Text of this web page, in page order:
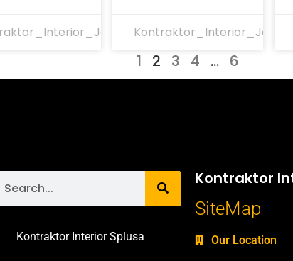
1 2 3 4 … 6
Kontraktor Interior Splusa
Kontraktor
SiteMap
Our Location